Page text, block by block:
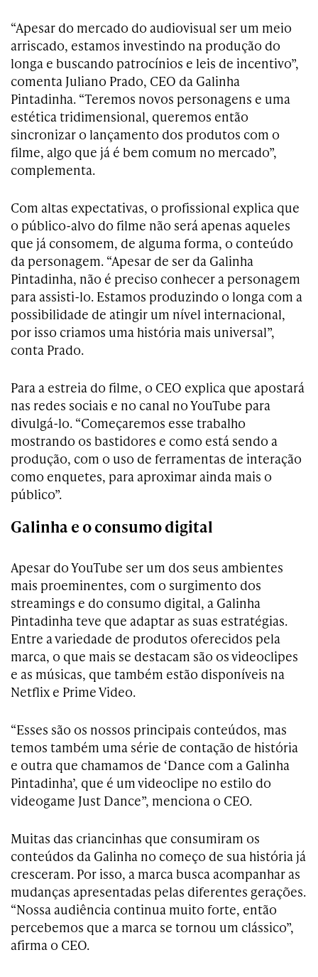
“Apesar do mercado do audiovisual ser um meio
arriscado, estamos investindo na produção do
longa e buscando patrocínios e leis de incentivo”,
comenta Juliano Prado, CEO da Galinha
Pintadinha. “Teremos novos personagens e uma
estética tridimensional, queremos então
sincronizar o lançamento dos produtos com o
filme, algo que já é bem comum no mercado”,
complementa.
Com altas expectativas, o profissional explica que
o público-alvo do filme não será apenas aqueles
que já consomem, de alguma forma, o conteúdo
da personagem. “Apesar de ser da Galinha
Pintadinha, não é preciso conhecer a personagem
para assisti-lo. Estamos produzindo o longa com a
possibilidade de atingir um nível internacional,
por isso criamos uma história mais universal”,
conta Prado.
Para a estreia do filme, o CEO explica que apostará
nas redes sociais e no canal no YouTube para
divulgá-lo. “Começaremos esse trabalho
mostrando os bastidores e como está sendo a
produção, com o uso de ferramentas de interação
como enquetes, para aproximar ainda mais o
público”.
Galinha e o consumo digital
Apesar do YouTube ser um dos seus ambientes
mais proeminentes, com o surgimento dos
streamings e do consumo digital, a Galinha
Pintadinha teve que adaptar as suas estratégias.
Entre a variedade de produtos oferecidos pela
marca, o que mais se destacam são os videoclipes
e as músicas, que também estão disponíveis na
Netflix e Prime Video.
“Esses são os nossos principais conteúdos, mas
temos também uma série de contação de história
e outra que chamamos de ‘Dance com a Galinha
Pintadinha’, que é um videoclipe no estilo do
videogame Just Dance”, menciona o CEO.
Muitas das criancinhas que consumiram os
conteúdos da Galinha no começo de sua história já
cresceram. Por isso, a marca busca acompanhar as
mudanças apresentadas pelas diferentes gerações.
“Nossa audiência continua muito forte, então
percebemos que a marca se tornou um clássico”,
afirma o CEO.